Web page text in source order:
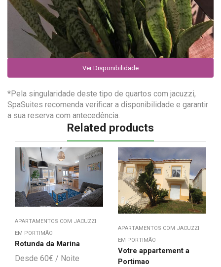
Ver Disponibilidade
*Pela singularidade deste tipo de quartos com jacuzzi,
SpaSuites recomenda verificar a disponibilidade e garantir
a sua reserva com antecedência.
Related products
APARTAMENTOS COM JACUZZI
EM PORTIMÃO
Rotunda da Marina
60€
APARTAMENTOS COM JACUZZI
EM PORTIMÃO
Votre appartement a
Portimao